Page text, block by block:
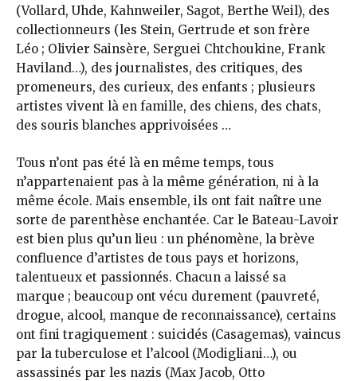
(Vollard, Uhde, Kahnweiler, Sagot, Berthe Weil), des
collectionneurs (les Stein, Gertrude et son frère
Léo ; Olivier Sainsère, Serguei Chtchoukine, Frank
Haviland…), des journalistes, des critiques, des
promeneurs, des curieux, des enfants ; plusieurs
artistes vivent là en famille, des chiens, des chats,
des souris blanches apprivoisées …
Tous n’ont pas été là en même temps, tous
n’appartenaient pas à la même génération, ni à la
même école. Mais ensemble, ils ont fait naître une
sorte de parenthèse enchantée. Car le Bateau-Lavoir
est bien plus qu’un lieu : un phénomène, la brève
confluence d’artistes de tous pays et horizons,
talentueux et passionnés. Chacun a laissé sa
marque ; beaucoup ont vécu durement (pauvreté,
drogue, alcool, manque de reconnaissance), certains
ont fini tragiquement : suicidés (Casagemas), vaincus
par la tuberculose et l’alcool (Modigliani…), ou
assassinés par les nazis (Max Jacob, Otto